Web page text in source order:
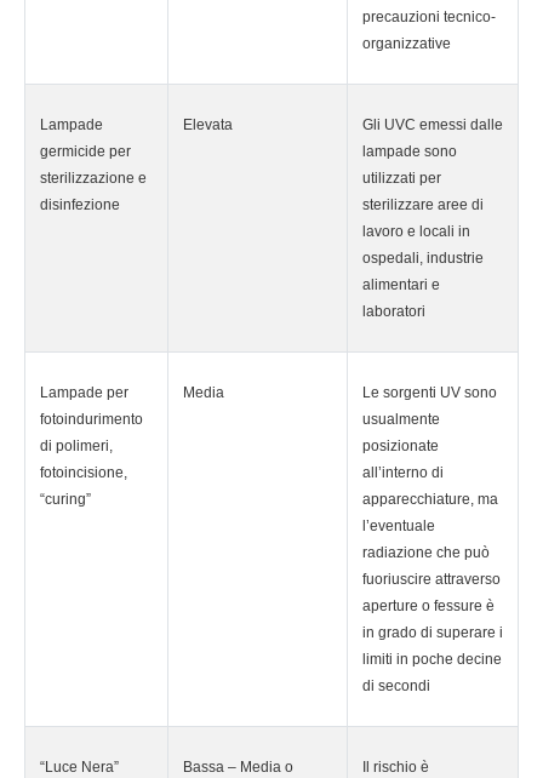
precauzioni tecnico-
organizzative
Lampade
germicide per
sterilizzazione e
disinfezione
Elevata
Gli UVC emessi dalle
lampade sono
utilizzati per
sterilizzare aree di
lavoro e locali in
ospedali, industrie
alimentari e
laboratori
Lampade per
fotoindurimento
di polimeri,
fotoincisione,
“curing”
Media
Le sorgenti UV sono
usualmente
posizionate
all’interno di
apparecchiature, ma
l’eventuale
radiazione che può
fuoriuscire attraverso
aperture o fessure è
in grado di superare i
limiti in poche decine
di secondi
“Luce Nera”
Bassa – Media o
Il rischio è